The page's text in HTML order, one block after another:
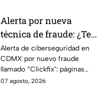
Alerta por nueva
técnica de fraude: ¿Te
piden copiar códigos
extraños en la PC?
Cuidado, podrías ser
víctima del peligroso
Alerta de ciberseguridad en
CDMX por nuevo fraude
llamado “Clickfix": páginas
falsas que engañan para
07 agosto, 2026